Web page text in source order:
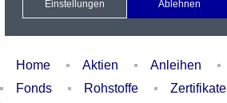
Xetra Realtime
Watchlist Portfolio
Home Aktien Anleihen
Fonds
Rohstoffe Zertifikate
Einstellungen Ablehnen